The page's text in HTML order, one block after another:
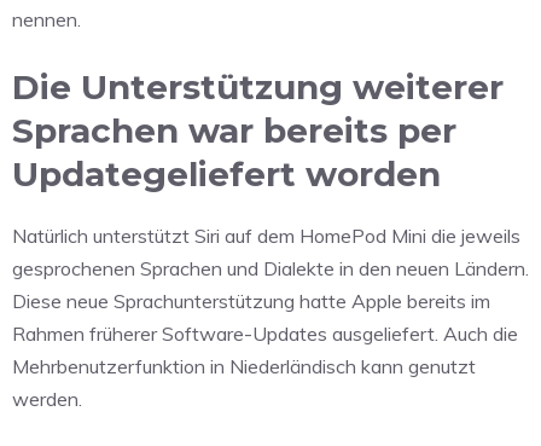
nennen.
Die Unterstützung weiterer
Sprachen war bereits per
Updategeliefert worden
Natürlich unterstützt Siri auf dem HomePod Mini die jeweils
gesprochenen Sprachen und Dialekte in den neuen Ländern.
Diese neue Sprachunterstützung hatte Apple bereits im
Rahmen früherer Software-Updates ausgeliefert. Auch die
Mehrbenutzerfunktion in Niederländisch kann genutzt
werden.